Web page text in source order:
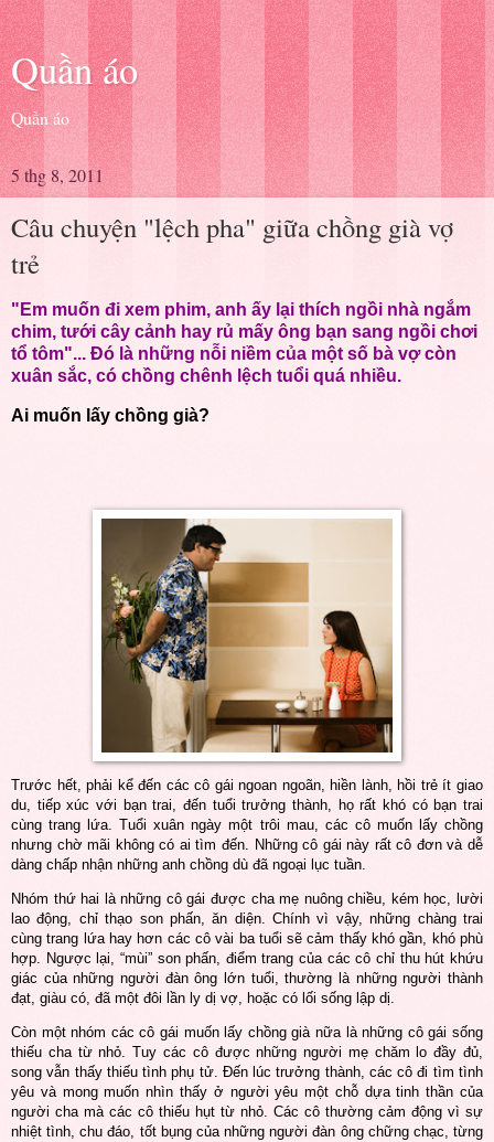
Quần áo
Quần áo
5 thg 8, 2011
Câu chuyện "lệch pha" giữa chồng già vợ
trẻ
"Em muốn đi xem phim, anh ấy lại thích ngồi nhà ngắm
chim, tưới cây cảnh hay rủ mấy ông bạn sang ngồi chơi
tổ tôm"... Đó là những nỗi niềm của một số bà vợ còn
xuân sắc, có chồng chênh lệch tuổi quá nhiều.
Ai muốn lấy chồng già?
Trước hết, phải kể đến các cô gái ngoan ngoãn, hiền lành, hồi trẻ ít giao
du, tiếp xúc với bạn trai, đến tuổi trưởng thành, họ rất khó có bạn trai
cùng trang lứa. Tuổi xuân ngày một trôi mau, các cô muốn lấy chồng
nhưng chờ mãi không có ai tìm đến. Những cô gái này rất cô đơn và dễ
dàng chấp nhận những anh chồng dù đã ngoại lục tuần.
Nhóm thứ hai là những cô gái được cha mẹ nuông chiều, kém học, lười
lao động, chỉ thạo son phấn, ăn diện. Chính vì vậy, những chàng trai
cùng trang lứa hay hơn các cô vài ba tuổi sẽ cảm thấy khó gần, khó phù
hợp. Ngược lại, “mùi” son phấn, điểm trang của các cô chỉ thu hút khứu
giác của những người đàn ông lớn tuổi, thường là những người thành
đạt, giàu có, đã một đôi lần ly dị vợ, hoặc có lối sống lập dị.
Còn một nhóm các cô gái muốn lấy chồng già nữa là những cô gái sống
thiếu cha từ nhỏ. Tuy các cô được những người mẹ chăm lo đầy đủ,
song vẫn thấy thiếu tình phụ tử. Đến lúc trưởng thành, các cô đi tìm tình
yêu và mong muốn nhìn thấy ở người yêu một chỗ dựa tinh thần của
người cha mà các cô thiếu hụt từ nhỏ. Các cô thường cảm động vì sự
nhiệt tình, chu đáo, tốt bụng của những người đàn ông chững chạc, từng